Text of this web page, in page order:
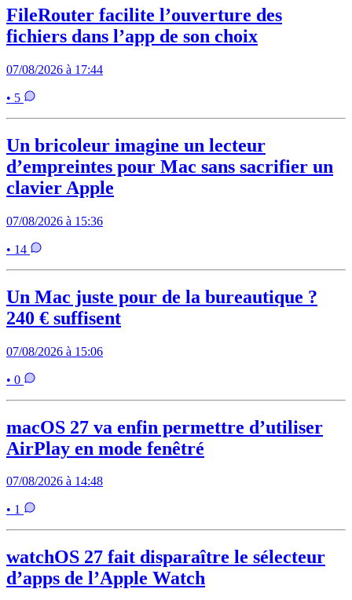
FileRouter facilite l’ouverture des
fichiers dans l’app de son choix
07/08/2026 à 17:44
• 5
Un bricoleur imagine un lecteur
d’empreintes pour Mac sans sacrifier un
clavier Apple
07/08/2026 à 15:36
• 14
Un Mac juste pour de la bureautique ?
240 € suffisent
07/08/2026 à 15:06
• 0
macOS 27 va enfin permettre d’utiliser
AirPlay en mode fenêtré
07/08/2026 à 14:48
• 1
watchOS 27 fait disparaître le sélecteur
d’apps de l’Apple Watch